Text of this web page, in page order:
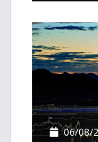
06/08/